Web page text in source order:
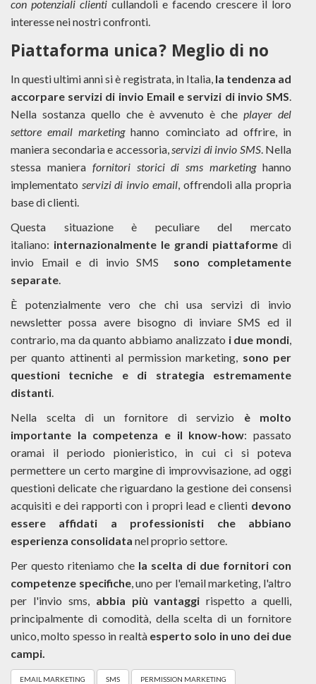
con potenziali clienti cullandoli e facendo crescere il loro
interesse nei nostri confronti.
Piattaforma unica? Meglio di no
In questi ultimi anni si è registrata, in Italia, la tendenza ad
accorpare servizi di invio Email e servizi di invio SMS.
Nella sostanza quello che è avvenuto è cheplayer del
settore email marketinghanno cominciato ad offrire, in
maniera secondaria e accessoria,servizi di invio SMS. Nella
stessa manierafornitori storici di sms marketinghanno
implementato servizi di invio email, offrendoli alla propria
base di clienti.
Questa situazione è peculiare del mercato
italiano: internazionalmente le grandi piattaforme di
invio Email e di invio SMS sono completamente
separate.
È potenzialmente vero che chi usa servizi di invio
newsletter possa avere bisogno di inviare SMS ed il
contrario, ma da quanto abbiamo analizzato i due mondi,
per quanto attinenti al permission marketing, sono per
questioni tecniche e di strategia estremamente
distanti.
Nella scelta di un fornitore di servizio è molto
importante la competenza e il know-how: passato
oramai il periodo pionieristico, in cui ci si poteva
permettere un certo margine di improvvisazione, ad oggi
questioni delicate che riguardano la gestione dei consensi
acquisiti e dei rapporti con i propri lead e clienti devono
essere affidati a professionisti che abbiano
esperienza consolidata nel proprio settore.
Per questo riteniamo che la scelta di due fornitori con
competenze specifiche, uno per l'email marketing, l'altro
per l'invio sms, abbia più vantaggi rispetto a quelli,
principalmente di comodità, della scelta di un fornitore
unico, molto spesso in realtà esperto solo in uno dei due
campi.
EMAIL MARKETING SMS PERMISSION MARKETING